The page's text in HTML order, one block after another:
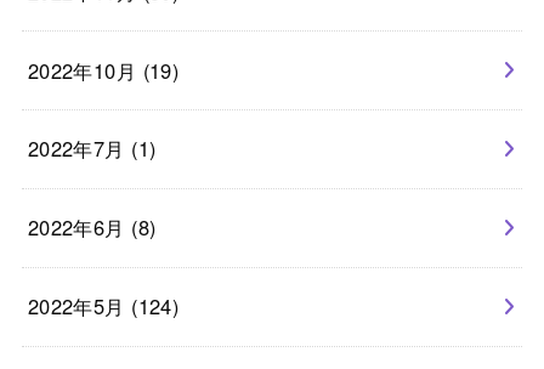
2022年10月 (19)
2022年7月 (1)
2022年6月 (8)
2022年5月 (124)